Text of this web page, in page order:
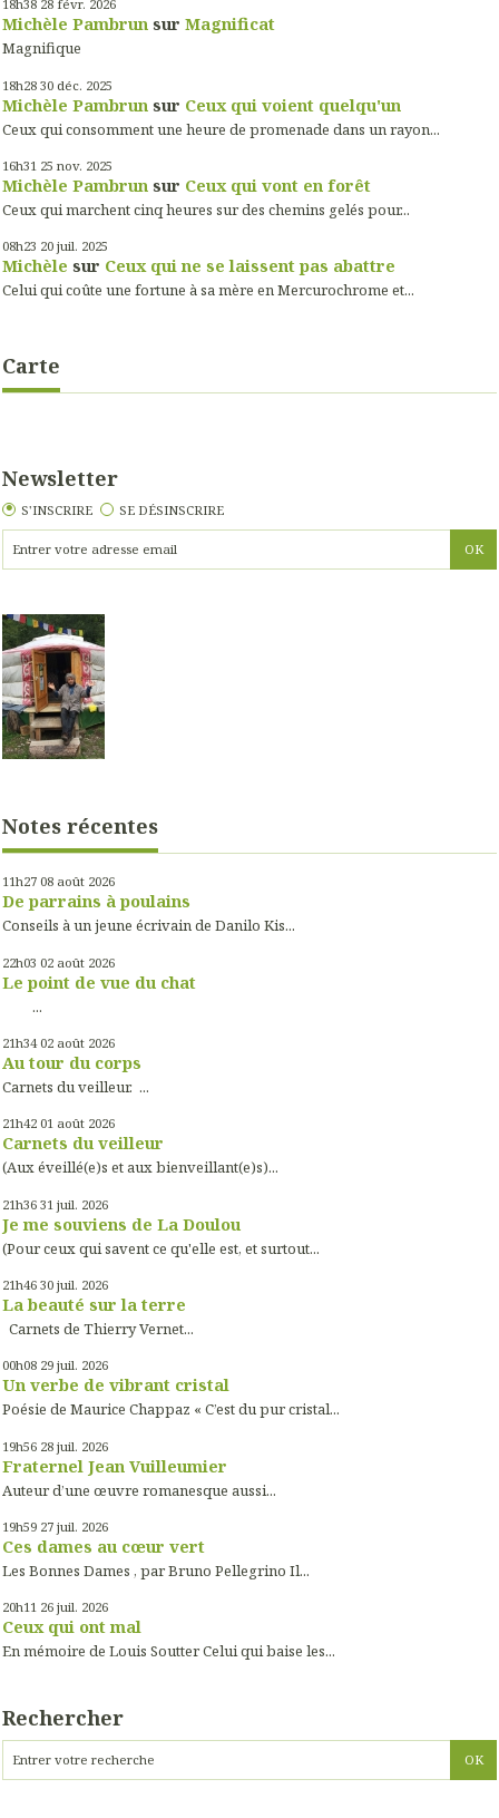
18h38 28 févr. 2026
Michèle Pambrun sur Magnificat
Magnifique
18h28 30 déc. 2025
Michèle Pambrun sur Ceux qui voient quelqu'un
Ceux qui consomment une heure de promenade dans un rayon...
16h31 25 nov. 2025
Michèle Pambrun sur Ceux qui vont en forêt
Ceux qui marchent cinq heures sur des chemins gelés pour...
08h23 20 juil. 2025
Michèle sur Ceux qui ne se laissent pas abattre
Celui qui coûte une fortune à sa mère en Mercurochrome et...
Carte
Newsletter
S'INSCRIRE SE DÉSINSCRIRE
Notes récentes
11h27 08 août 2026
De parrains à poulains
Conseils à un jeune écrivain de Danilo Kis...
22h03 02 août 2026
Le point de vue du chat
...
21h34 02 août 2026
Au tour du corps
Carnets du veilleur. ...
21h42 01 août 2026
Carnets du veilleur
(Aux éveillé(e)s et aux bienveillant(e)s)...
21h36 31 juil. 2026
Je me souviens de La Doulou
(Pour ceux qui savent ce qu'elle est, et surtout...
21h46 30 juil. 2026
La beauté sur la terre
Carnets de Thierry Vernet...
00h08 29 juil. 2026
Un verbe de vibrant cristal
Poésie de Maurice Chappaz « C’est du pur cristal...
19h56 28 juil. 2026
Fraternel Jean Vuilleumier
Auteur d’une œuvre romanesque aussi...
19h59 27 juil. 2026
Ces dames au cœur vert
Les Bonnes Dames , par Bruno Pellegrino Il...
20h11 26 juil. 2026
Ceux qui ont mal
En mémoire de Louis Soutter Celui qui baise les...
Rechercher